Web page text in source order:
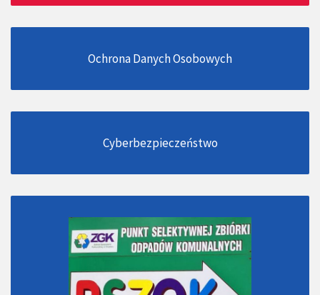
Ochrona Danych Osobowych
Cyberbezpieczeństwo